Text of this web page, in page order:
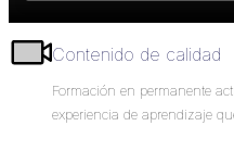
Contenido de calidad
Formación en permanente
experiencia de aprendizaje